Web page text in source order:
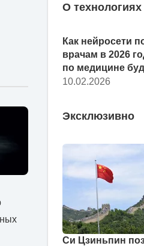
О технологиях
Как нейросети
врачам в 2026
по медицине
10.02.2026
Эксклюзивно
Си Цзиньпин